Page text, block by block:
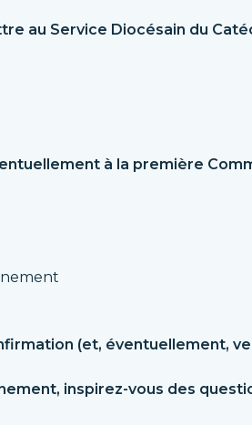
au Service Diocésain du
à la première
(et, éventuellement,
inspirez-vous des